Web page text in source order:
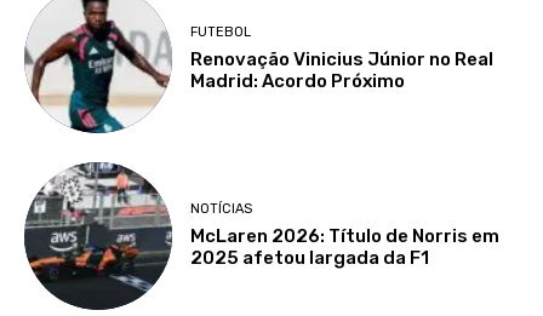
FUTEBOL
Renovação Vinicius Júnior no Real
Madrid: Acordo Próximo
NOTÍCIAS
McLaren 2026: Título de Norris em
2025 afetou largada da F1